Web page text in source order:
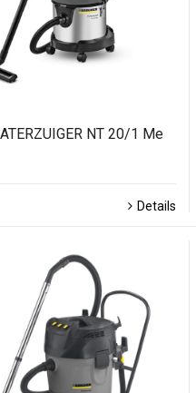
NT 20/1 Me
Details